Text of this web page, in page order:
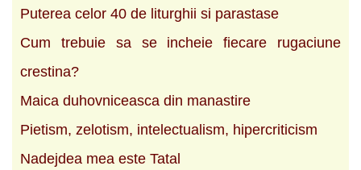
Puterea celor 40 de liturghii si parastase
Cum trebuie sa se incheie fiecare rugaciune
crestina?
Maica duhovniceasca din manastire
Pietism, zelotism, intelectualism, hipercriticism
Nadejdea mea este Tatal